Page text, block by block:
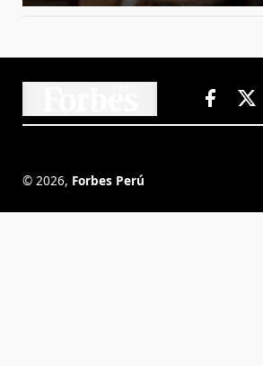
© 2026, Forbes Perú